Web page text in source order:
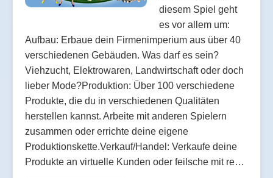
diesem Spiel geht
es vor allem um:
Aufbau: Erbaue dein Firmenimperium aus über 40
verschiedenen Gebäuden. Was darf es sein?
Viehzucht, Elektrowaren, Landwirtschaft oder doch
lieber Mode?Produktion: Über 100 verschiedene
Produkte, die du in verschiedenen Qualitäten
herstellen kannst. Arbeite mit anderen Spielern
zusammen oder errichte deine eigene
Produktionskette.Verkauf/Handel: Verkaufe deine
Produkte an virtuelle Kunden oder feilsche mit re…